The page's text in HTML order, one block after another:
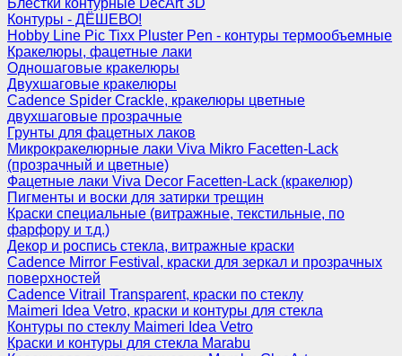
Блестки контурные DecArt 3D
Контуры - ДЁШЕВО!
Hobby Line Pic Tixx Pluster Pen - контуры термообъемные
Кракелюры, фацетные лаки
Одношаговые кракелюры
Двухшаговые кракелюры
Cadence Spider Crackle, кракелюры цветные
двухшаговые прозрачные
Грунты для фацетных лаков
Микрокракелюрные лаки Viva Mikro Facetten-Lack
(прозрачный и цветные)
Фацетные лаки Viva Decor Facetten-Lack (кракелюр)
Пигменты и воски для затирки трещин
Краски специальные (витражные, текстильные, по
фарфору и т.д.)
Декор и роспись стекла, витражные краски
Cadence Mirror Festival, краски для зеркал и прозрачных
поверхностей
Cadence Vitrail Transparent, краски по стеклу
Maimeri Idea Vetro, краски и контуры для стекла
Контуры по стеклу Maimeri Idea Vetro
Краски и контуры для стекла Marabu